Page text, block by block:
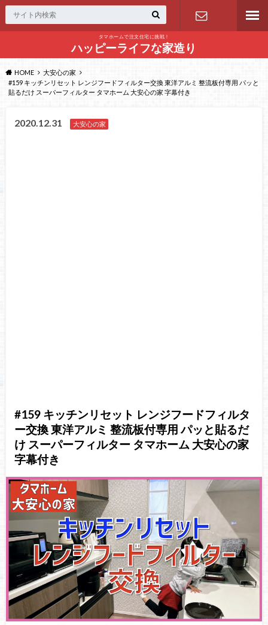
タマホームで注文住宅に挑戦！
ハッピーライフな家造り問い合わせ
HOME
大安心の家
#159 キッチンリセット レンジフードフィルター交換 東洋アルミ 整流板付専用 パッと
貼るだけ スーパーフィルター タマホーム 大安心の家 字幕付き
2020.12.31 大安心の家
#159 キッチンリセット レンジフードフィルタ
ー交換 東洋アルミ 整流板付専用 パッと貼るだ
け スーパーフィルター タマホーム 大安心の家
字幕付き